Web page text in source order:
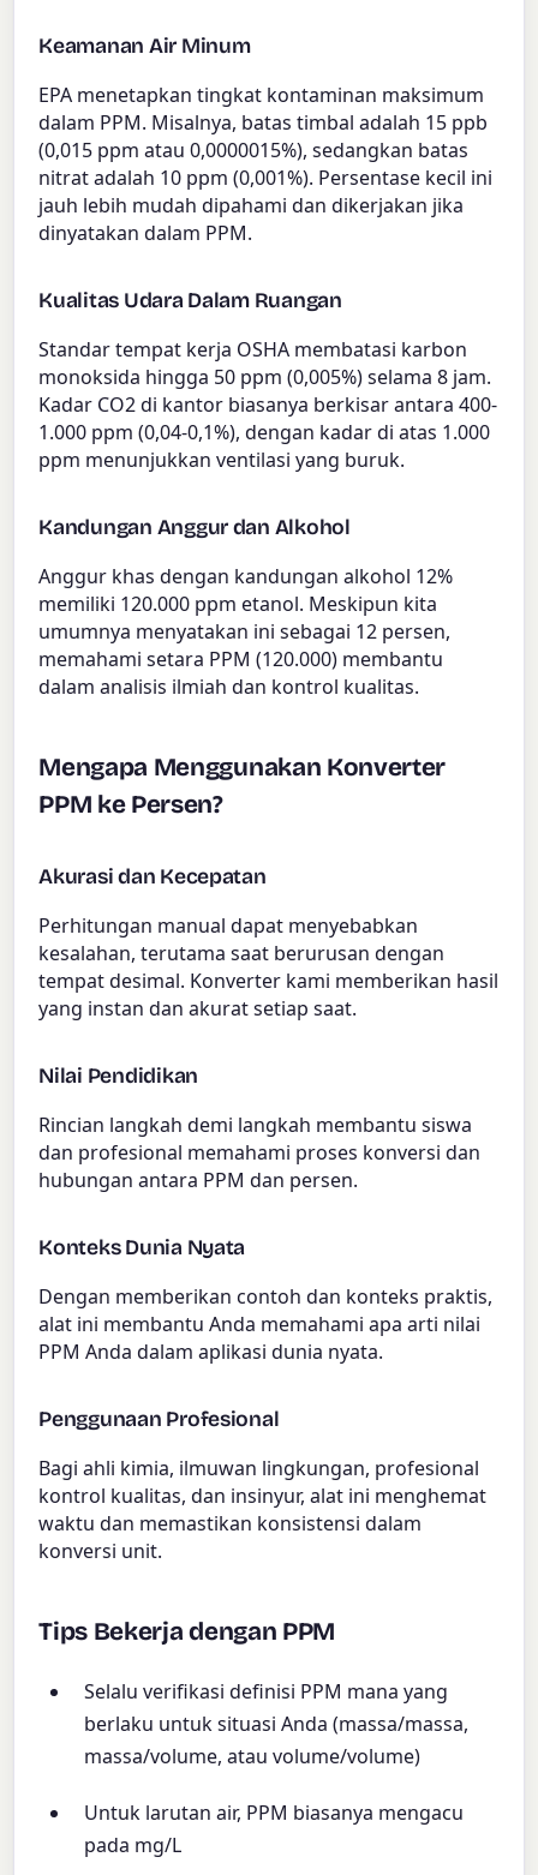
Keamanan Air Minum
EPA menetapkan tingkat kontaminan maksimum
dalam PPM. Misalnya, batas timbal adalah 15 ppb
(0,015 ppm atau 0,0000015%), sedangkan batas
nitrat adalah 10 ppm (0,001%). Persentase kecil ini
jauh lebih mudah dipahami dan dikerjakan jika
dinyatakan dalam PPM.
Kualitas Udara Dalam Ruangan
Standar tempat kerja OSHA membatasi karbon
monoksida hingga 50 ppm (0,005%) selama 8 jam.
Kadar CO2 di kantor biasanya berkisar antara 400-
1.000 ppm (0,04-0,1%), dengan kadar di atas 1.000
ppm menunjukkan ventilasi yang buruk.
Kandungan Anggur dan Alkohol
Anggur khas dengan kandungan alkohol 12%
memiliki 120.000 ppm etanol. Meskipun kita
umumnya menyatakan ini sebagai 12 persen,
memahami setara PPM (120.000) membantu
dalam analisis ilmiah dan kontrol kualitas.
Mengapa Menggunakan Konverter
PPM ke Persen?
Akurasi dan Kecepatan
Perhitungan manual dapat menyebabkan
kesalahan, terutama saat berurusan dengan
tempat desimal. Konverter kami memberikan hasil
yang instan dan akurat setiap saat.
Nilai Pendidikan
Rincian langkah demi langkah membantu siswa
dan profesional memahami proses konversi dan
hubungan antara PPM dan persen.
Konteks Dunia Nyata
Dengan memberikan contoh dan konteks praktis,
alat ini membantu Anda memahami apa arti nilai
PPM Anda dalam aplikasi dunia nyata.
Penggunaan Profesional
Bagi ahli kimia, ilmuwan lingkungan, profesional
kontrol kualitas, dan insinyur, alat ini menghemat
waktu dan memastikan konsistensi dalam
konversi unit.
Tips Bekerja dengan PPM
Selalu verifikasi definisi PPM mana yang
berlaku untuk situasi Anda (massa/massa,
massa/volume, atau volume/volume)
Untuk larutan air, PPM biasanya mengacu
pada mg/L